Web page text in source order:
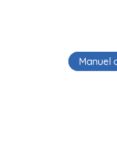
Manuel